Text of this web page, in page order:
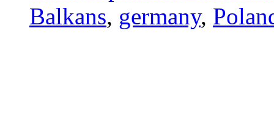
Balkans, germany,